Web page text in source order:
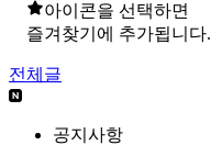
아이콘을 선택하면
즐겨찾기에 추가됩니다.
전체글
공지사항